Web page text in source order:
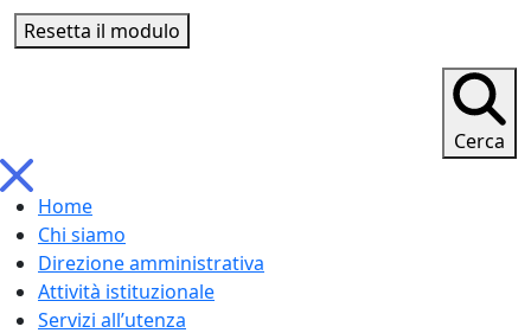
Resetta il modulo
Cerca
Home
Chi siamo
Direzione amministrativa
Attività istituzionale
Servizi all’utenza